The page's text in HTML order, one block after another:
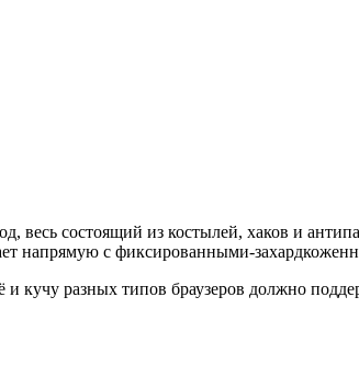
весь состоящий из костылей, хаков и
напрямую с фиксированными-
и кучу разных типов браузеров должно